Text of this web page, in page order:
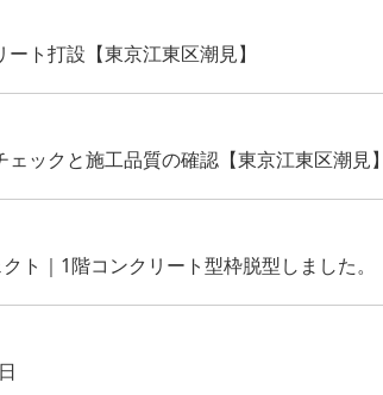
ト打設【東京江東区潮見】
ックと施工品質の確認【東京江東区潮見】
ト｜1階コンクリート型枠脱型しました。